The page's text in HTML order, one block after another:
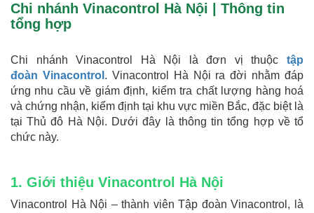
Chi nhánh Vinacontrol Hà Nội | Thông tin
tổng hợp
Chi nhánh Vinacontrol Hà Nội là đơn vị thuộc tập
đoàn Vinacontrol . Vinacontrol Hà Nội ra đời nhằm đáp
ứng nhu cầu về giám định, kiểm tra chất lượng hàng hoá
và chứng nhận, kiểm định tại khu vực miền Bắc, đặc biệt là
tại Thủ đô Hà Nội. Dưới đây là thông tin tổng hợp về tổ
chức này.
1. Giới thiệu Vinacontrol Hà Nội
Vinacontrol Hà Nội – thành viên Tập đoàn Vinacontrol, là